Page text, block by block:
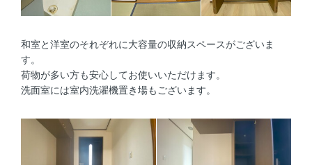
和室と洋室のそれぞれに大容量の収納スペースがございま
す。
荷物が多い方も安心してお使いいただけます。
洗面室には室内洗濯機置き場もございます。